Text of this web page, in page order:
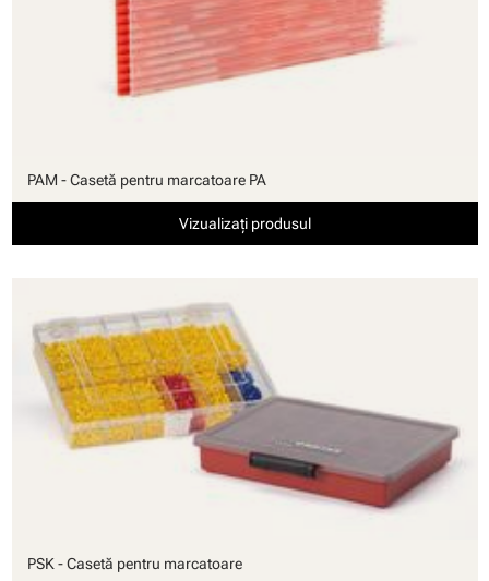
PAM - Casetă pentru marcatoare PA
Vizualizați produsul
PSK - Casetă pentru marcatoare